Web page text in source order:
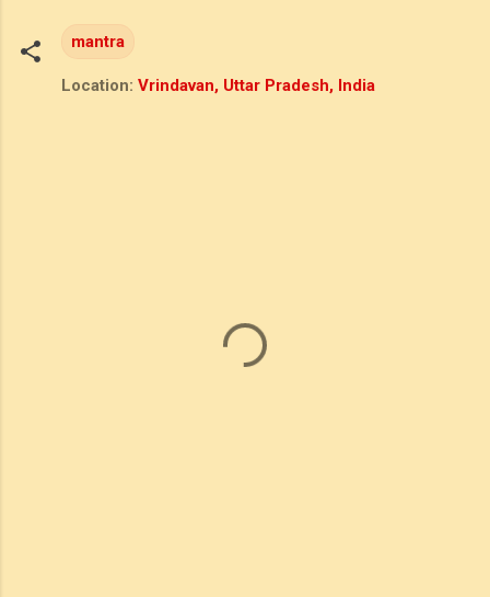
mantra
Location: Vrindavan, Uttar Pradesh, India